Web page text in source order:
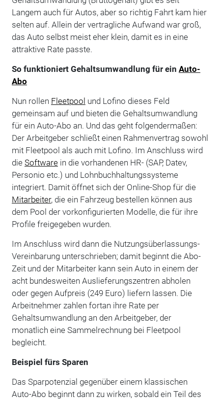
Langem auch für Autos, aber so richtig Fahrt kam hier
selten auf. Allein der vertragliche Aufwand war groß,
das Auto selbst meist eher klein, damit es in eine
attraktive Rate passte.
So funktioniert Gehaltsumwandlung für ein Auto-
Abo
Nun rollen Fleetpool und Lofino dieses Feld
gemeinsam auf und bieten die Gehaltsumwandlung
für ein Auto-Abo an. Und das geht folgendermaßen:
Der Arbeitgeber schließt einen Rahmenvertrag sowohl
mit Fleetpool als auch mit Lofino. Im Anschluss wird
die Softwarein die vorhandenen HR- (SAP, Datev,
Personio etc.) und Lohnbuchhaltungssysteme
integriert. Damit öffnet sich der Online-Shop für die
Mitarbeiter, die ein Fahrzeug bestellen können aus
dem Pool der vorkonfigurierten Modelle, die für ihre
Profile freigegeben wurden.
Im Anschluss wird dann die Nutzungsüberlassungs-
Vereinbarung unterschrieben; damit beginnt die Abo-
Zeit und der Mitarbeiter kann sein Auto in einem der
acht bundesweiten Auslieferungszentren abholen
oder gegen Aufpreis (249 Euro) liefern lassen. Die
Arbeitnehmer zahlen fortan ihre Rate per
Gehaltsumwandlung an den Arbeitgeber, der
monatlich eine Sammelrechnung bei Fleetpool
begleicht.
Beispiel fürs Sparen
Das Sparpotenzial gegenüber einem klassischen
Auto-Abo beginnt dann zu wirken, sobald ein Teil des